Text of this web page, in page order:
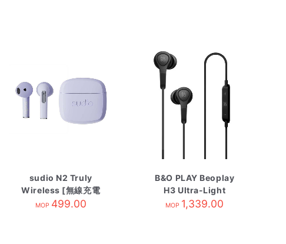
sudio N2 Truly
Wireless [無線充電
盒] Purple
MOP 499.00
B&O PLAY Beoplay
H3 Ultra-Light
Earphones Black
MOP 1,339.00